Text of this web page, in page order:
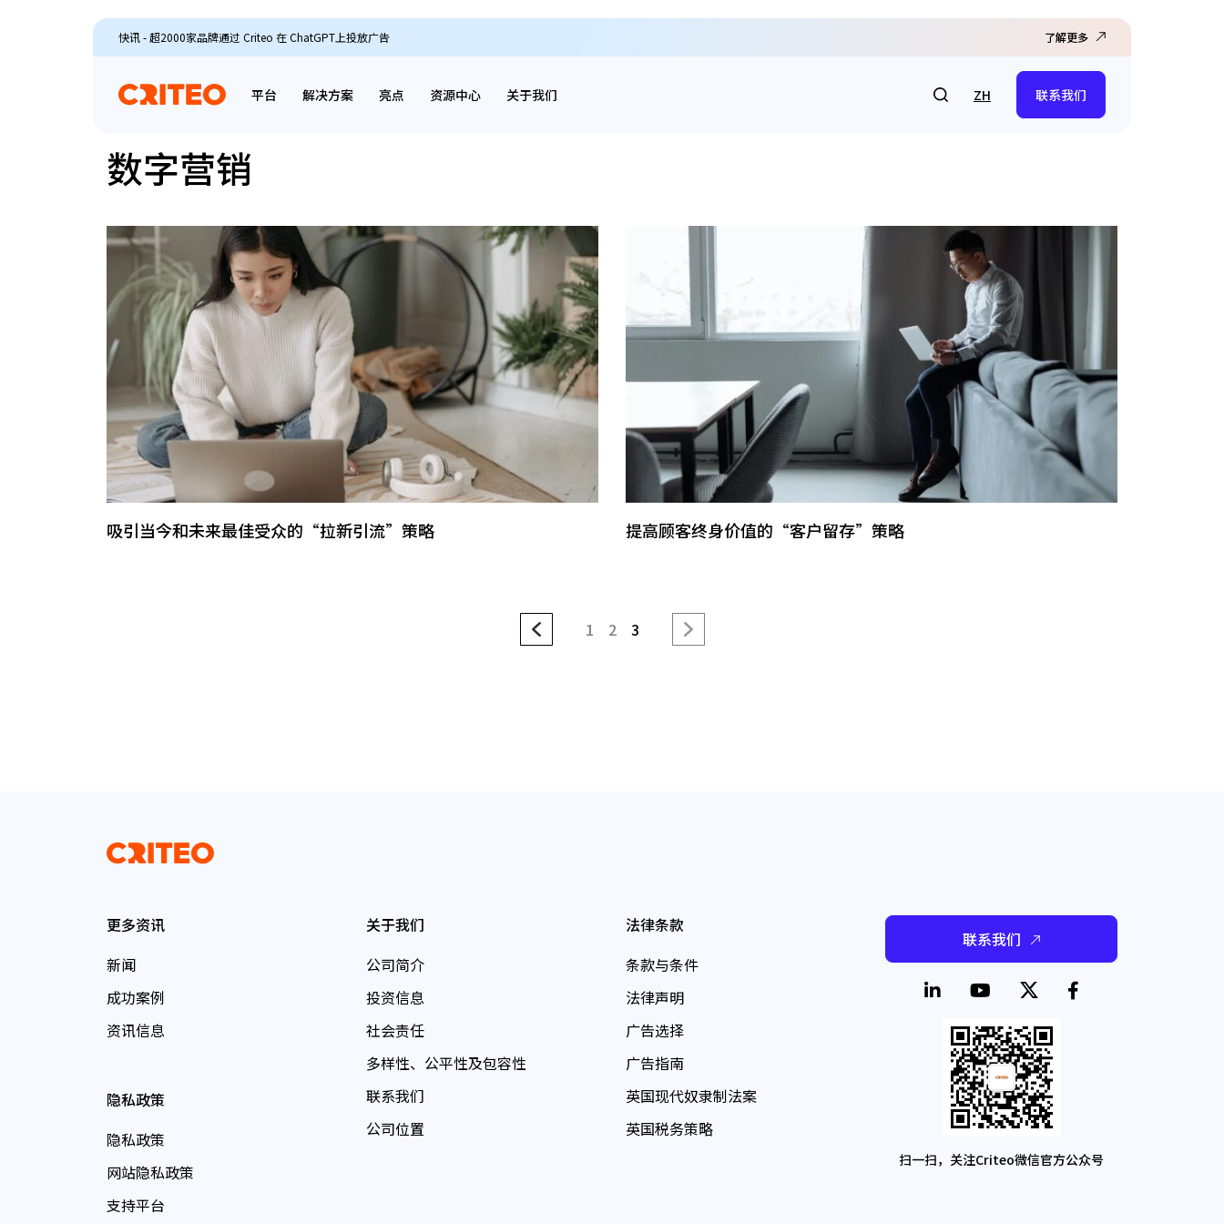
快讯 - 超2000家品牌通过 Criteo 在 ChatGPT上投放广告 了解更多
平台 解决方案 亮点 资源中心 关于我们 ZH 联系我们
数字营销
吸引当今和未来最佳受众的“拉新引流”策略 提高顾客终身价值的“客户留存”策略
1 2 3
更多资讯
新闻
成功案例
资讯信息
隐私政策
隐私政策
网站隐私政策
支持平台
关于我们
公司简介
投资信息
社会责任
多样性、公平性及包容性
联系我们
公司位置
法律条款
条款与条件
法律声明
广告选择
广告指南
英国现代奴隶制法案
英国税务策略
联系我们
扫一扫，关注Criteo微信官方公众号